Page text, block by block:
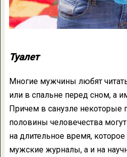
Туалет
Многие мужчины любят
или в спальне перед сном, а
Причем в санузле некоторые
половины человечества
на длительное время, которое
мужские журналы, а и на